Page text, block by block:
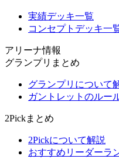
実績デッキ一覧
コンセプトデッキ一
アリーナ情報
グランプリまとめ
グランプリについて
ガントレットのルー
2Pickまとめ
2Pickについて解説
おすすめリーダーラ